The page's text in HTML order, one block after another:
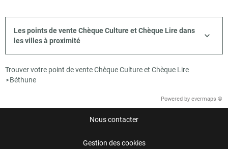
Les points de vente Chèque Culture et Chèque Lire dans
les villes à proximité
Trouver votre point de vente Chèque Culture et Chèque Lire
> Béthune
Powered by evermaps ©
Nous contacter
Gestion des cookies